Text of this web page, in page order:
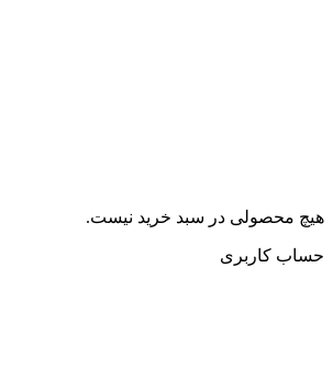
هیچ محصولی در سبد خرید نیست.
حساب کاربری